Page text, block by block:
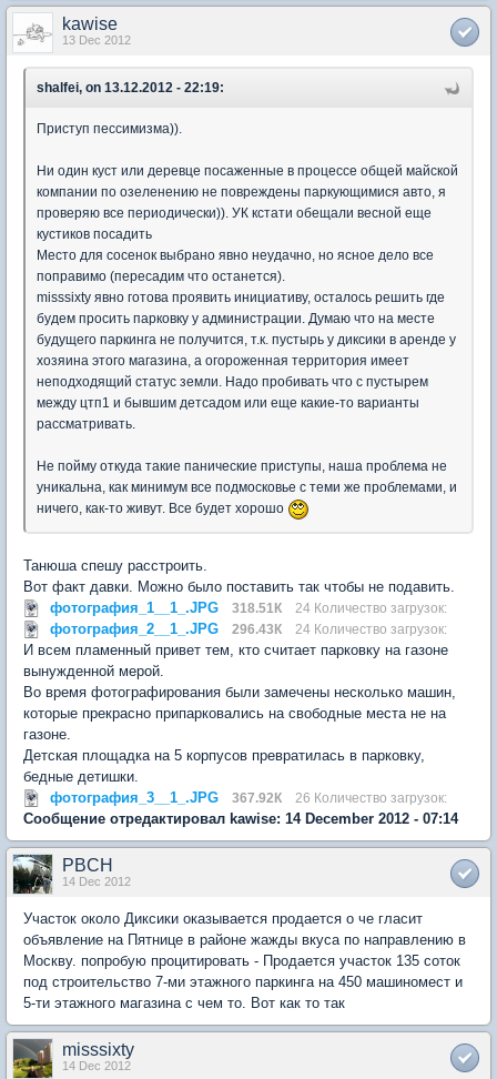
kawise
13 Dec 2012
shalfei, on 13.12.2012 - 22:19:
Приступ пессимизма)).
Ни один куст или деревце посаженные в процессе общей майской
компании по озеленению не повреждены паркующимися авто, я
проверяю все периодически)). УК кстати обещали весной еще
кустиков посадить
Место для сосенок выбрано явно неудачно, но ясное дело все
поправимо (пересадим что останется).
misssixty явно готова проявить инициативу, осталось решить где
будем просить парковку у администрации. Думаю что на месте
будущего паркинга не получится, т.к. пустырь у диксики в аренде у
хозяина этого магазина, а огороженная территория имеет
неподходящий статус земли. Надо пробивать что с пустырем
между цтп1 и бывшим детсадом или еще какие-то варианты
рассматривать.
Не пойму откуда такие панические приступы, наша проблема не
уникальна, как минимум все подмосковье с теми же проблемами, и
ничего, как-то живут. Все будет хорошо
Танюша спешу расстроить.
Вот факт давки. Можно было поставить так чтобы не подавить.
фотография_1__1_.JPG
318.51К 24 Количество загрузок:
фотография_2__1_.JPG 296.43К 24 Количество загрузок:
И всем пламенный привет тем, кто считает парковку на газоне
вынужденной мерой.
Во время фотографирования были замечены несколько машин,
которые прекрасно припарковались на свободные места не на
газоне.
Детская площадка на 5 корпусов превратилась в парковку,
бедные детишки.
фотография_3__1_.JPG
367.92К 26 Количество загрузок:
Сообщение отредактировал kawise: 14 December 2012 - 07:14
PBCH
14 Dec 2012
Участок около Диксики оказывается продается о че гласит
объявление на Пятнице в районе жажды вкуса по направлению в
Москву. попробую процитировать - Продается участок 135 соток
под строительство 7-ми этажного паркинга на 450 машиномест и
5-ти этажного магазина с чем то. Вот как то так
misssixty
14 Dec 2012